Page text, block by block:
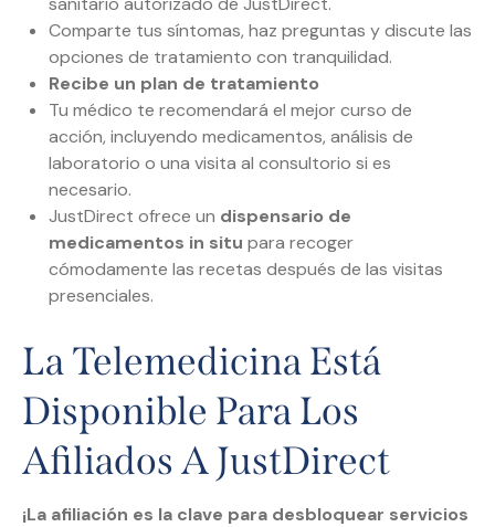
Comparte tus síntomas, haz preguntas y discute las
opciones de tratamiento con tranquilidad.
Recibe un plan de tratamiento
Tu médico te recomendará el mejor curso de
acción, incluyendo medicamentos, análisis de
laboratorio o una visita al consultorio si es
necesario.
JustDirect ofrece un dispensario de
medicamentos in situ para recoger
cómodamente las recetas después de las visitas
presenciales.
La Telemedicina Está
Disponible Para Los
Afiliados A JustDirect
¡La afiliación es la clave para desbloquear servicios